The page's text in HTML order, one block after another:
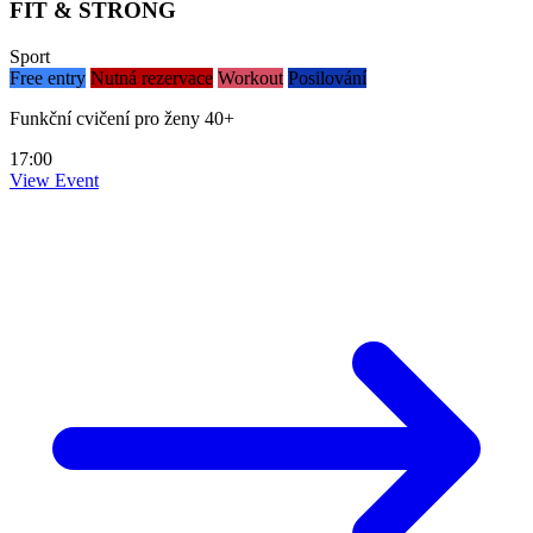
FIT & STRONG
Sport
Free entry Nutná rezervace Workout Posilování
Funkční cvičení pro ženy 40+
17:00
View Event